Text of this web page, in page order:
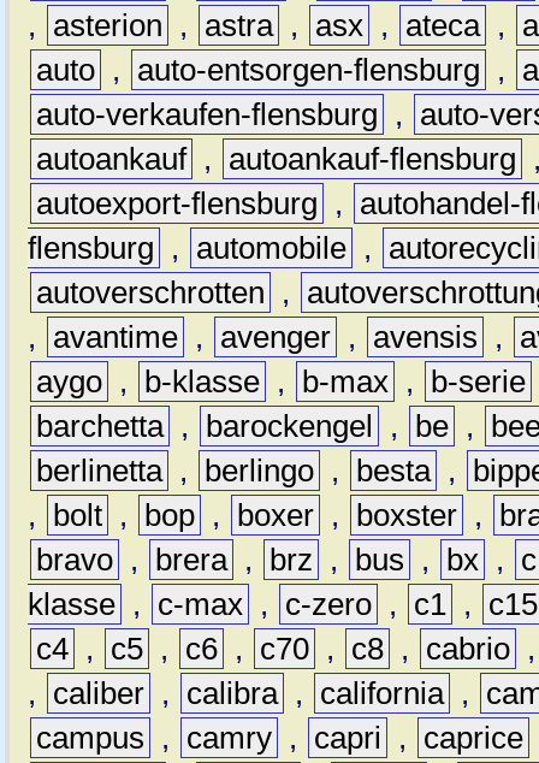
,
asterion , astra , asx , ateca ,
auto , auto-entsorgen-flensburg ,
auto-verkaufen-flensburg
,
auto-
autoankauf , autoankauf-flensburg
autoexport-flensburg
,
autohandel-
flensburg
, automobile ,
autoverschrotten
,
,
avantime , avenger , avensis ,
aygo , b-klasse , b-max , b-serie
barchetta , barockengel , be ,
berlinetta , berlingo , besta ,
,
bolt , bop , boxer , boxster ,
bravo , brera , brz , bus , bx ,
c
klasse , c-max , c-zero , c1 ,
c15
c4 , c5 , c6 , c70 , c8 , cabrio
,
caliber , calibra , california ,
campus
, camry , capri , caprice